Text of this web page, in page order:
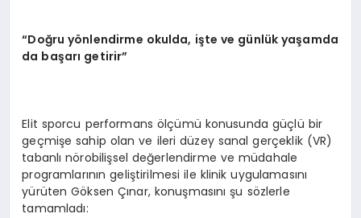
“Doğru yönlendirme okulda, işte ve günlük yaşamda
da başarı getirir”
Elit sporcu performans ölçümü konusunda güçlü bir
geçmişe sahip olan ve ileri düzey sanal gerçeklik (VR)
tabanlı nörobilişsel değerlendirme ve müdahale
programlarının geliştirilmesi ile klinik uygulamasını
yürüten Göksen Çınar, konuşmasını şu sözlerle
tamamladı: